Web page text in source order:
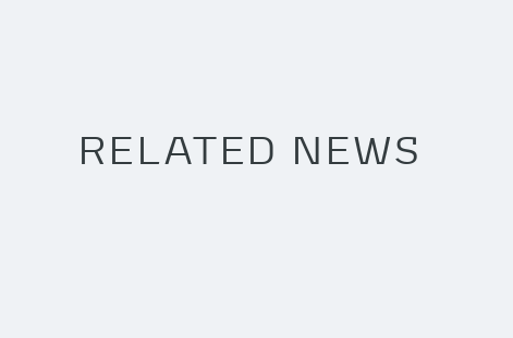
RELATED NEWS